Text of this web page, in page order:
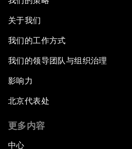
关于我们
我们的工作方式
我们的领导团队与组织治理
影响力
北京代表处
更多内容
中心